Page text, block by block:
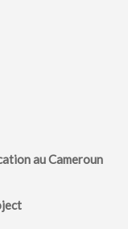
au Cameroun